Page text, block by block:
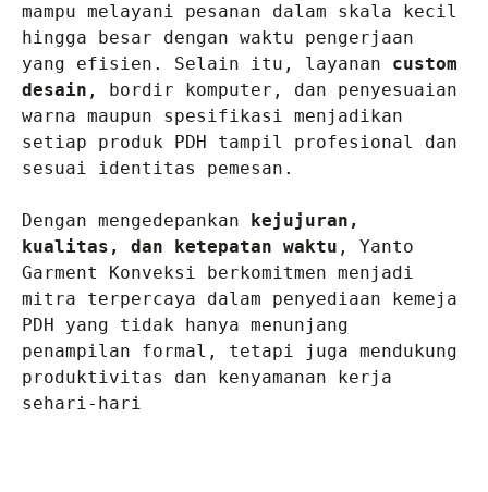
mampu melayani pesanan dalam skala kecil
hingga besar dengan waktu pengerjaan
yang efisien. Selain itu, layanan custom
desain , bordir komputer, dan penyesuaian
warna maupun spesifikasi menjadikan
setiap produk PDH tampil profesional dan
sesuai identitas pemesan.
Dengan mengedepankan kejujuran,
kualitas, dan ketepatan waktu , Yanto
Garment Konveksi berkomitmen menjadi
mitra terpercaya dalam penyediaan kemeja
PDH yang tidak hanya menunjang
penampilan formal, tetapi juga mendukung
produktivitas dan kenyamanan kerja
sehari-hari